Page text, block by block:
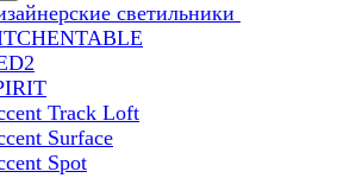
светильники
Track Loft
Surface
Spot